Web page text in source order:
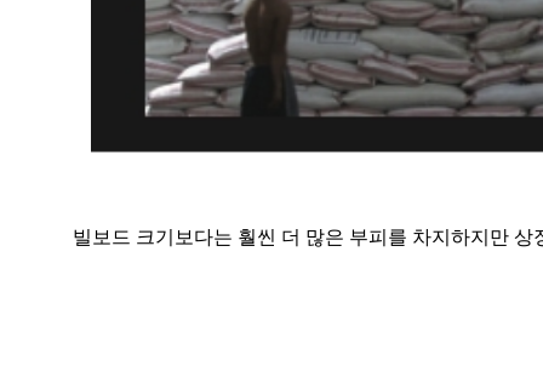
빌보드 크기보다는 훨씬 더 많은 부피를 차지하지만